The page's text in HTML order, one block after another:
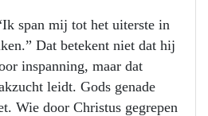
span mij tot het uiterste in
Dat betekent niet dat hij
inspanning, maar dat
leidt. Gods genade
Wie door Christus gegrepen